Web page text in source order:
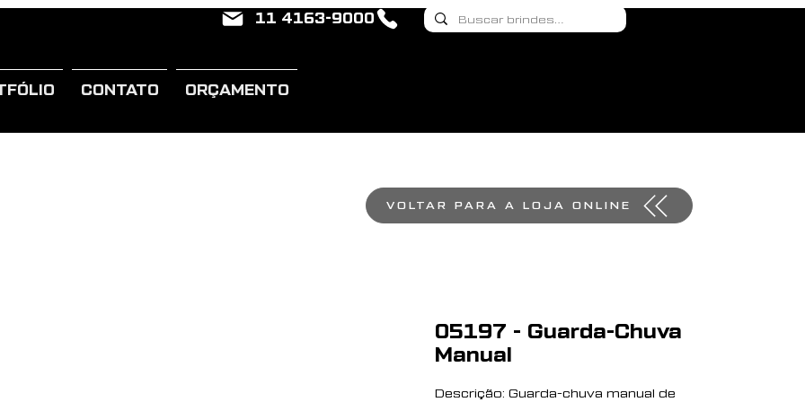
11 4163-9000
CONTATO ORÇAMENTO
05197 - Guarda-Chuva
Manual
Descrição: Guarda-chuva manual de
VOLTAR PARA A LOJA ONLINE